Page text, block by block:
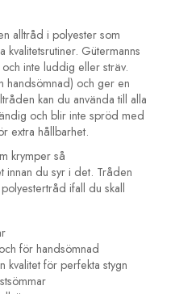
alltråd i polyester som
kvalitetsrutiner. Gütermanns
inte luddig eller sträv.
handsömnad) och ger en
kan du använda till alla
och blir inte spröd med
extra hållbarhet.
krymper så
innan du syr i det. Tråden
ifall du skall
för handsömnad
kvalitet för perfekta stygn